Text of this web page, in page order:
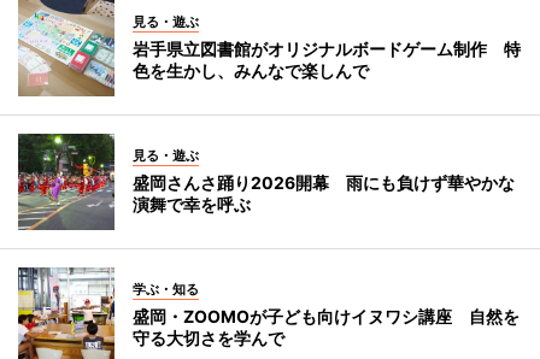
見る・遊ぶ
岩手県立図書館がオリジナルボードゲーム制作 特
色を生かし、みんなで楽しんで
見る・遊ぶ
盛岡さんさ踊り2026開幕 雨にも負けず華やかな
演舞で幸を呼ぶ
学ぶ・知る
盛岡・ZOOMOが子ども向けイヌワシ講座 自然を
守る大切さを学んで